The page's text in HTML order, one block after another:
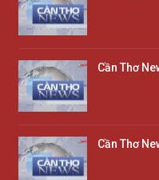
Cần Thơ
Cần Thơ